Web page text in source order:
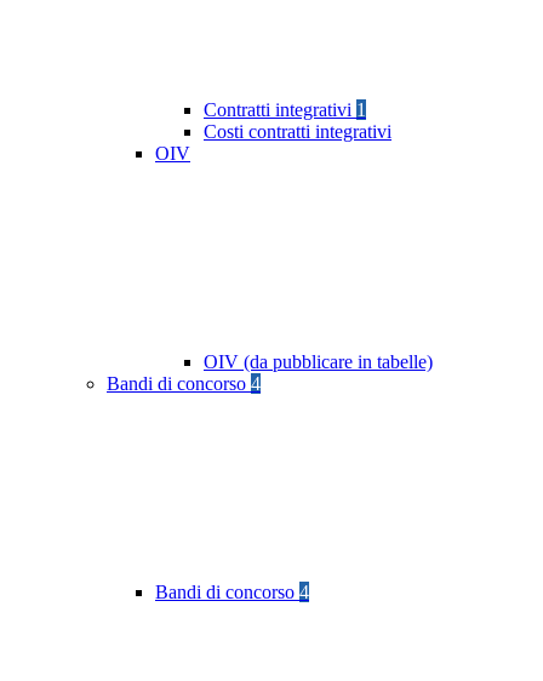
Contratti integrativi 1
Costi contratti integrativi
OIV
OIV (da pubblicare in tabelle)
Bandi di concorso 4
Bandi di concorso 4